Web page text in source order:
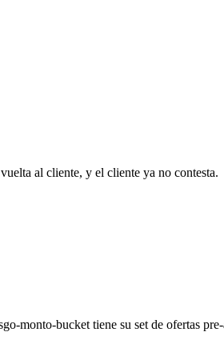
al cliente, y el cliente ya no contesta.
monto-bucket tiene su set de ofertas